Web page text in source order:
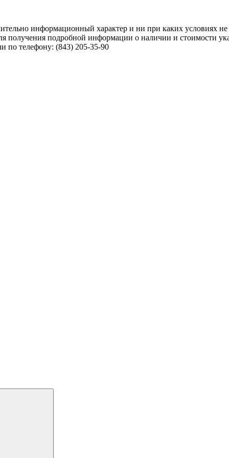
информационный характер и ни при каких условиях
получения подробной информации о наличии и стоимости
по телефону: (843) 205-35-90